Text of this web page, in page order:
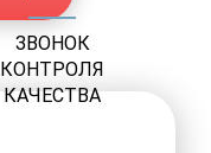
ЗВОНОК
КОНТРОЛЯ
КАЧЕСТВА